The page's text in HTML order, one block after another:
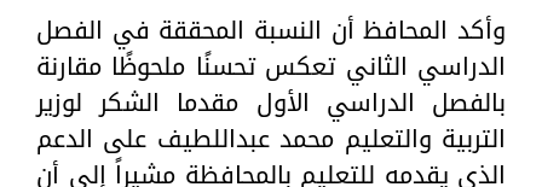
وأكد المحافظ أن النسبة المحققة في الفصل
الدراسي الثاني تعكس تحسنًا ملحوظًا مقارنة
بالفصل الدراسي الأول مقدما الشكر لوزير
التربية والتعليم محمد عبداللطيف على الدعم
الذي يقدمه للتعليم بالمحافظة مشيراً إلى أن